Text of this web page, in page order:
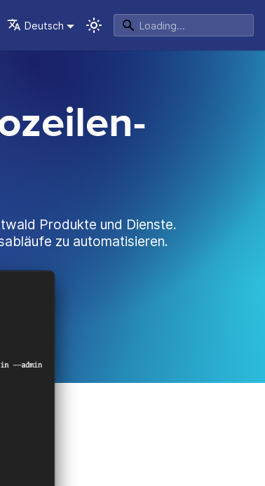
Deutsch
Produkte und Dienste.
zu automatisieren.